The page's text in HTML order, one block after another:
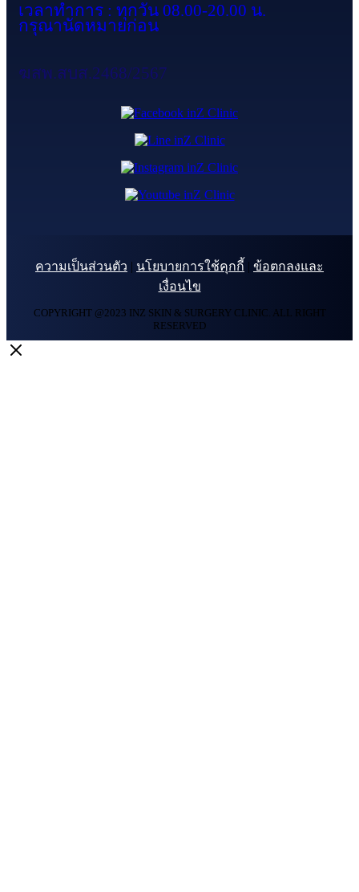
เวลาทำการ : ทุกวัน 08.00-20.00 น.
กรุณานัดหมายก่อน
ฆสพ.สบส.2468/2567
ความเป็นส่วนตัว นโยบายการใช้คุกกี้
ข้อตกลงและ
เงื่อนไข
COPYRIGHT @2023 INZ SKIN & SURGERY CLINIC. ALL RIGHT
RESERVED